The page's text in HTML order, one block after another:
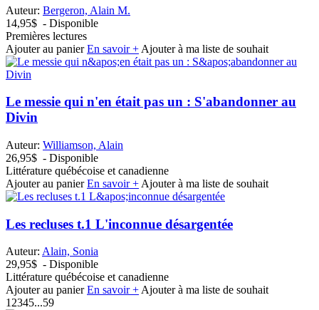
Auteur: Bergeron, Alain M.
14,95$ - Disponible
Premières lectures
Ajouter au panier En savoir + Ajouter à ma liste de souhait
Le messie qui n'en était pas un : S'abandonner au
Divin
Auteur: Williamson, Alain
26,95$ - Disponible
Littérature québécoise et canadienne
Ajouter au panier En savoir + Ajouter à ma liste de souhait
Les recluses t.1 L'inconnue désargentée
Auteur: Alain, Sonia
29,95$ - Disponible
Littérature québécoise et canadienne
Ajouter au panier En savoir +Ajouter à ma liste de souhait
12345...59